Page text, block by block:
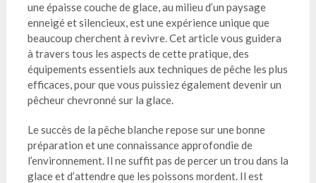
une épaisse couche de glace, au milieu d’un paysage
enneigé et silencieux, est une expérience unique que
beaucoup cherchent à revivre. Cet article vous guidera
à travers tous les aspects de cette pratique, des
équipements essentiels aux techniques de pêche les plus
efficaces, pour que vous puissiez également devenir un
pêcheur chevronné sur la glace.
Le succès de la pêche blanche repose sur une bonne
préparation et une connaissance approfondie de
l’environnement. Il ne suffit pas de percer un trou dans la
glace et d’attendre que les poissons mordent. Il est